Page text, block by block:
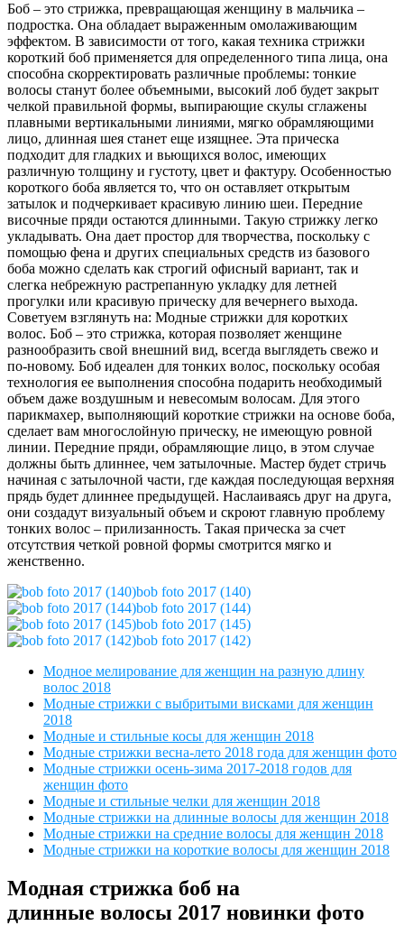
Боб – это стрижка, превращающая женщину в мальчика –
подростка. Она обладает выраженным омолаживающим
эффектом. В зависимости от того, какая техника стрижки
короткий боб применяется для определенного типа лица, она
способна скорректировать различные проблемы: тонкие
волосы станут более объемными, высокий лоб будет закрыт
челкой правильной формы, выпирающие скулы сглажены
плавными вертикальными линиями, мягко обрамляющими
лицо, длинная шея станет еще изящнее. Эта прическа
подходит для гладких и вьющихся волос, имеющих
различную толщину и густоту, цвет и фактуру. Особенностью
короткого боба является то, что он оставляет открытым
затылок и подчеркивает красивую линию шеи. Передние
височные пряди остаются длинными. Такую стрижку легко
укладывать. Она дает простор для творчества, поскольку с
помощью фена и других специальных средств из базового
боба можно сделать как строгий офисный вариант, так и
слегка небрежную растрепанную укладку для летней
прогулки или красивую прическу для вечернего выхода.
Советуем взглянуть на: Модные стрижки для коротких
волос. Боб – это стрижка, которая позволяет женщине
разнообразить свой внешний вид, всегда выглядеть свежо и
по-новому. Боб идеален для тонких волос, поскольку особая
технология ее выполнения способна подарить необходимый
объем даже воздушным и невесомым волосам. Для этого
парикмахер, выполняющий короткие стрижки на основе боба,
сделает вам многослойную прическу, не имеющую ровной
линии. Передние пряди, обрамляющие лицо, в этом случае
должны быть длиннее, чем затылочные. Мастер будет стричь
начиная с затылочной части, где каждая последующая верхняя
прядь будет длиннее предыдущей. Наслаиваясь друг на друга,
они создадут визуальный объем и скроют главную проблему
тонких волос – прилизанность. Такая прическа за счет
отсутствия четкой ровной формы смотрится мягко и
женственно.
bob foto 2017 (140)
bob foto 2017 (144)
bob foto 2017 (145)
bob foto 2017 (142)
Модное мелирование для женщин на разную длину
волос 2018
Модные стрижки с выбритыми висками для женщин
2018
Модные и стильные косы для женщин 2018
Модные стрижки весна-лето 2018 года для женщин фото
Модные стрижки осень-зима 2017-2018 годов для
женщин фото
Модные и стильные челки для женщин 2018
Модные стрижки на длинные волосы для женщин 2018
Модные стрижки на средние волосы для женщин 2018
Модные стрижки на короткие волосы для женщин 2018
Модная стрижка боб на
длинные волосы 2017 новинки фото